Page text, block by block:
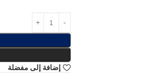
إضافة إلى مفضلة